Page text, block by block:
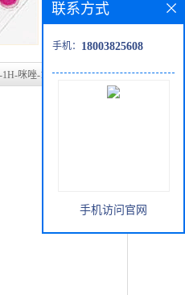
咪唑-1-基)吡啶甲酸甲酯
联系方式
手机： 18003825608
手机访问官网